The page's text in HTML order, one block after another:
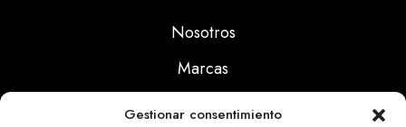
Gestionar consentimiento
Nosotros
Marcas